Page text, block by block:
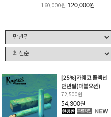
160,000원 120,000원
[25%]카웨코 콜렉션
만년필(마블오션)
72,500원
54,300원